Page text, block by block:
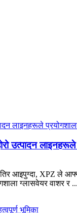
उत्पादन लाइनहरूले
आइपुग्दा, XPZ ले
ग्लासवेयर वाशर र ...